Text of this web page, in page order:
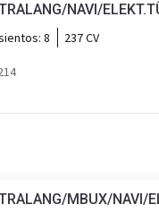
NAVI/
8
237 CV
MBUX/NAVI/